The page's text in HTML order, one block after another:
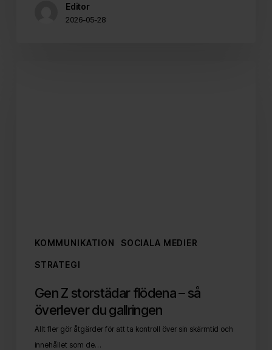
Editor
2026-05-28
KOMMUNIKATION SOCIALA MEDIER
STRATEGI
Gen Z storstädar flödena – så
överlever du gallringen
Allt fler gör åtgärder för att ta kontroll över sin skärmtid och
innehållet som de…